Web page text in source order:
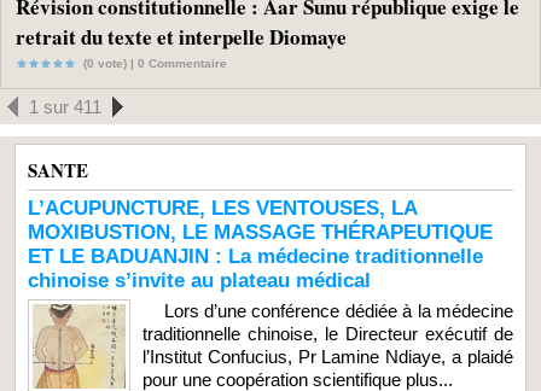
Révision constitutionnelle : Aar Sunu république exige le
retrait du texte et interpelle Diomaye
(0 vote) | 0 Commentaire
1 sur 411
SANTE
L’ACUPUNCTURE, LES VENTOUSES, LA
MOXIBUSTION, LE MASSAGE THÉRAPEUTIQUE
ET LE BADUANJIN : La médecine traditionnelle
chinoise s’invite au plateau médical
Lors d’une conférence dédiée à la médecine
traditionnelle chinoise, le Directeur exécutif de
l’Institut Confucius, Pr Lamine Ndiaye, a plaidé
pour une coopération scientifique plus...